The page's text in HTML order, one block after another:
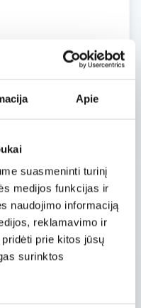
Apie
suasmeninti turinį
medijos funkcijas ir
naudojimo informaciją
reklamavimo ir
prie kitos jūsų
surinktos
nuo49 €
nuo52 €